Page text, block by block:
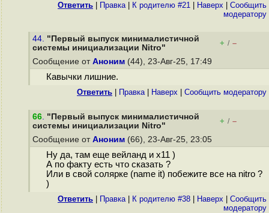
Ответить Правка| К родителю #21 Наверх
Cообщить
модератору
44. "Первый выпуск минималистичной
системы инициализации Nitro"
+ / –
Сообщение от Аноним (44), 23-Авг-25, 17:49
Кавычки лишние.
Ответить Правка| Наверх Cообщить модератору
66. "Первый выпуск минималистичной
системы инициализации Nitro"
+ / –
Сообщение от Аноним (66), 23-Авг-25, 23:05
Ну да, там еще вейланд и х11 )
А по факту есть что сказать ?
Или в свой солярке (name it) побежите все на nitro ?
)
Ответить Правка| К родителю #38 Наверх
Cообщить
модератору